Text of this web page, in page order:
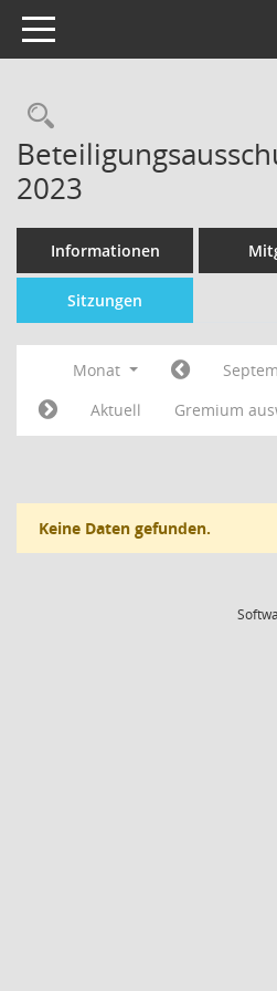
Toggle navigation
2023
Informationen
Sitzungen
Monat
Aktuell
Gremium
Keine Daten gefunden.